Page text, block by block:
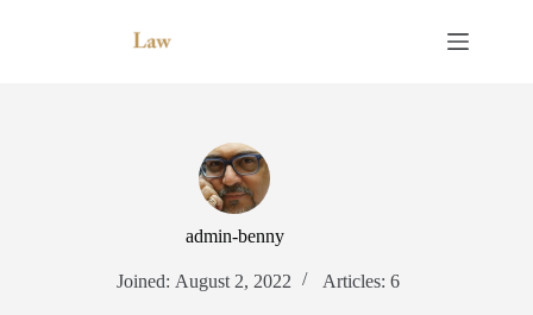
admin-benny
Joined: August 2, 2022 Articles: 6